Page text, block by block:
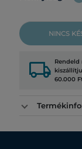
NINCS
local_shipping Rendeld
60.000